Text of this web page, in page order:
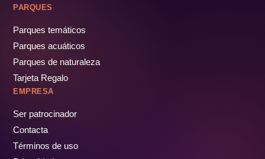
PARQUES
Parques temáticos
Parques acuáticos
Parques de naturaleza
Tarjeta Regalo
EMPRESA
Ser patrocinador
Contacta
Términos de uso